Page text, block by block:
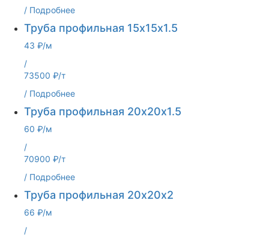
/ Подробнее
Труба профильная 15х15х1.5
43 ₽/м
/
73500 ₽/т
/ Подробнее
Труба профильная 20х20х1.5
60 ₽/м
/
70900 ₽/т
/ Подробнее
Труба профильная 20х20х2
66 ₽/м
/